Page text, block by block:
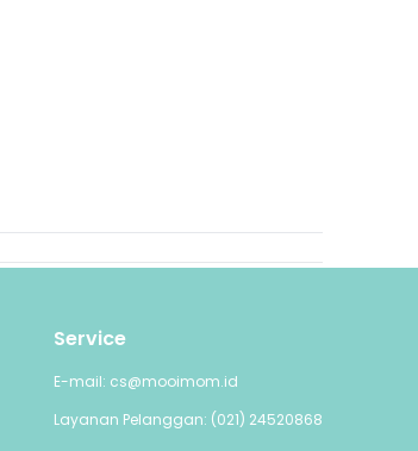
Service
E-mail: cs@mooimom.id
Layanan Pelanggan: (021) 24520868